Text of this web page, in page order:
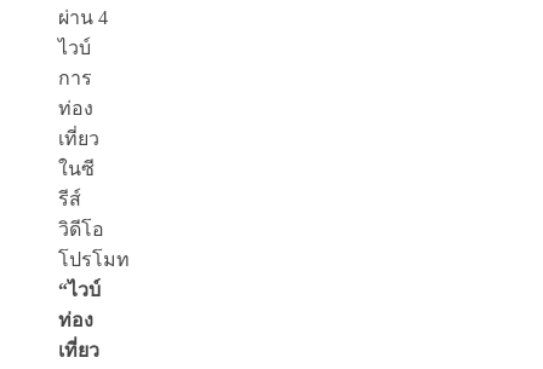
ผ่าน 4
ไวบ์
การ
ท่อง
เที่ยว
ในซี
รีส์
วิดีโอ
โปรโมท
“ไวบ์
ท่อง
เที่ยว